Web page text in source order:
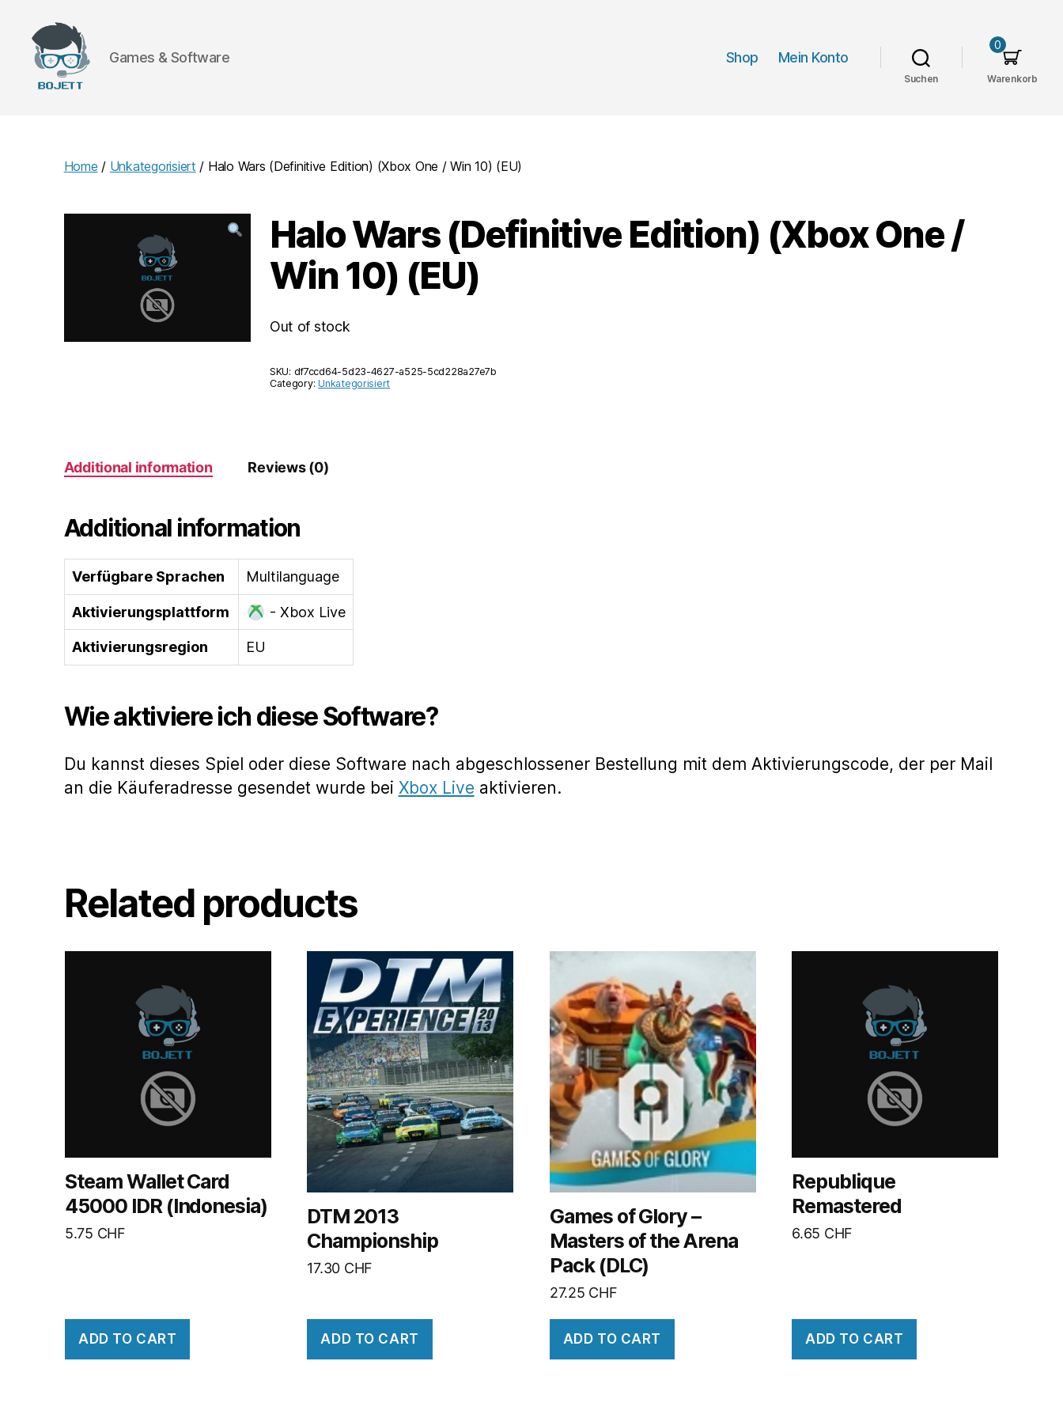
Games & Software Shop Mein Konto
Suchen Warenkorb
0
Home / Unkategorisiert / Halo Wars (Definitive Edition) (Xbox One / Win 10) (EU)
Halo Wars (Definitive Edition) (Xbox One /
Win 10) (EU)
Out of stock
SKU: df7ccd64-5d23-4627-a525-5cd228a27e7b
Category:Unkategorisiert
Additional information Reviews (0)
Additional information
Verfügbare Sprachen Multilanguage
Aktivierungsplattform - Xbox Live
Aktivierungsregion EU
Wie aktiviere ich diese Software?
Du kannst dieses Spiel oder diese Software nach abgeschlossener Bestellung mit dem Aktivierungscode, der per Mail
an die Käuferadresse gesendet wurde bei Xbox Live aktivieren.
Related products
Steam Wallet Card
45000 IDR (Indonesia)
5.75 CHF
ADD TO CART
DTM 2013
Championship
17.30 CHF
ADD TO CART
Games of Glory –
Masters of the Arena
Pack (DLC)
27.25 CHF
ADD TO CART
Republique
Remastered
6.65 CHF
ADD TO CART